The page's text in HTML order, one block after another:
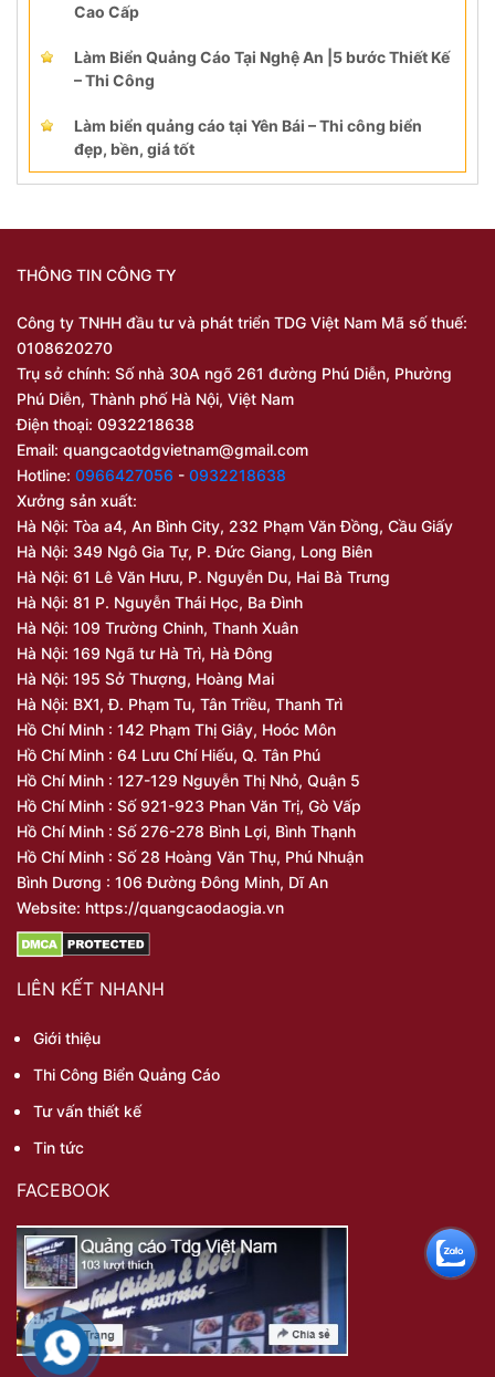
Cao Cấp
Làm Biển Quảng Cáo Tại Nghệ An |5 bước Thiết Kế
– Thi Công
Làm biển quảng cáo tại Yên Bái – Thi công biển
đẹp, bền, giá tốt
THÔNG TIN CÔNG TY
Công ty TNHH đầu tư và phát triển TDG Việt Nam Mã số thuế:
0108620270
Trụ sở chính: Số nhà 30A ngõ 261 đường Phú Diễn, Phường
Phú Diễn, Thành phố Hà Nội, Việt Nam
Điện thoại: 0932218638
Email: quangcaotdgvietnam@gmail.com
Hotline: 0966427056 - 0932218638
Xưởng sản xuất:
Hà Nội: Tòa a4, An Bình City, 232 Phạm Văn Đồng, Cầu Giấy
Hà Nội: 349 Ngô Gia Tự, P. Đức Giang, Long Biên
Hà Nội: 61 Lê Văn Hưu, P. Nguyễn Du, Hai Bà Trưng
Hà Nội: 81 P. Nguyễn Thái Học, Ba Đình
Hà Nội: 109 Trường Chinh, Thanh Xuân
Hà Nội: 169 Ngã tư Hà Trì, Hà Đông
Hà Nội: 195 Sở Thượng, Hoàng Mai
Hà Nội: BX1, Đ. Phạm Tu, Tân Triều, Thanh Trì
Hồ Chí Minh : 142 Phạm Thị Giây, Hoóc Môn
Hồ Chí Minh : 64 Lưu Chí Hiếu, Q. Tân Phú
Hồ Chí Minh : 127-129 Nguyễn Thị Nhỏ, Quận 5
Hồ Chí Minh : Số 921-923 Phan Văn Trị, Gò Vấp
Hồ Chí Minh : Số 276-278 Bình Lợi, Bình Thạnh
Hồ Chí Minh : Số 28 Hoàng Văn Thụ, Phú Nhuận
Bình Dương : 106 Đường Đông Minh, Dĩ An
Website: https://quangcaodaogia.vn
LIÊN KẾT NHANH
Giới thiệu
Thi Công Biển Quảng Cáo
Tư vấn thiết kế
Tin tức
FACEBOOK